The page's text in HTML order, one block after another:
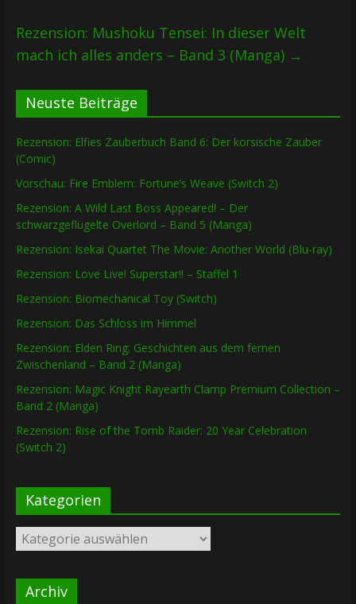
Rezension: Mushoku Tensei: In dieser Welt
mach ich alles anders – Band 3 (Manga) →
Neuste Beiträge
Rezension: Elfies Zauberbuch Band 6: Der korsische Zauber
(Comic)
Vorschau: Fire Emblem: Fortune’s Weave (Switch 2)
Rezension: A Wild Last Boss Appeared! – Der
schwarzgeflügelte Overlord – Band 5 (Manga)
Rezension: Isekai Quartet The Movie: Another World (Blu-ray)
Rezension: Love Live! Superstar!! – Staffel 1
Rezension: Biomechanical Toy (Switch)
Rezension: Das Schloss im Himmel
Rezension: Elden Ring: Geschichten aus dem fernen
Zwischenland – Band 2 (Manga)
Rezension: Magic Knight Rayearth Clamp Premium Collection –
Band 2 (Manga)
Rezension: Rise of the Tomb Raider: 20 Year Celebration
(Switch 2)
Kategorien
Kategorien
Archiv